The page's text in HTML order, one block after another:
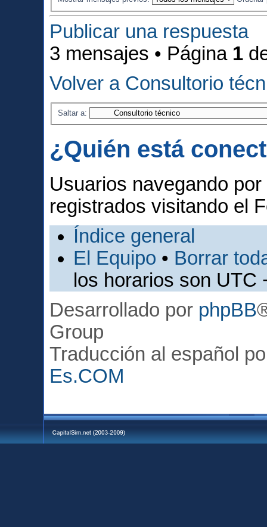
Publicar una respuesta
3 mensajes • Página 1
Volver a Consultorio
Saltar a:
¿Quién está
Usuarios navegando
registrados visitando el
Índice general
El Equipo • Borrar
los horarios son UTC
Desarrollado por phpBB
Group
Traducción al español
Es.COM